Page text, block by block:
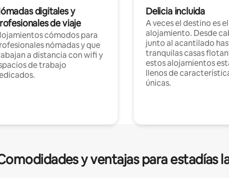
digitales y
de viaje
cómodos para
nómadas y que
a distancia con wifi y
de trabajo
Delicia incluida
A veces el destino es el
alojamiento. Desde
junto al acantilado
tranquilas casas
estos alojamientos
llenos de
únicas.
y ventajas para estadías